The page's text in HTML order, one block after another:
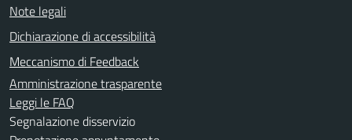
Note legali
Dichiarazione di accessibilità
Meccanismo di Feedback
Amministrazione trasparente
Leggi le FAQ
Segnalazione disservizio